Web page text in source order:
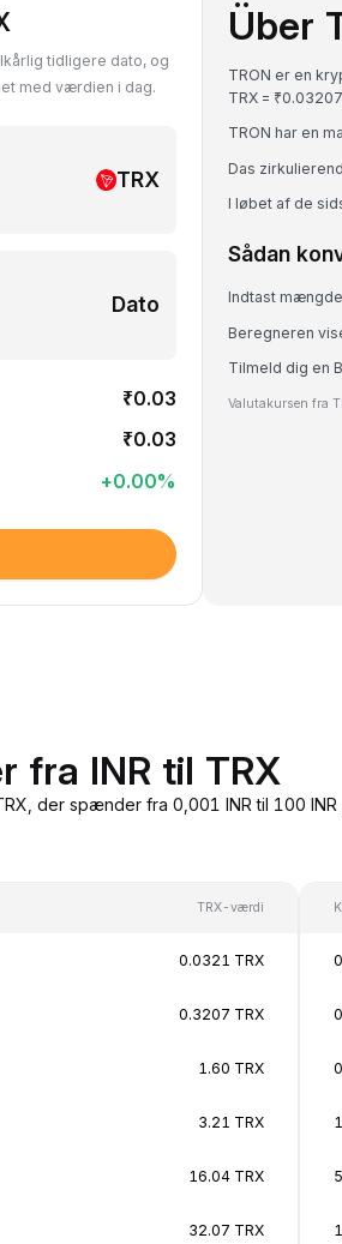
tidligere dato, og
med værdien i dag.
TRX
Dato
₹0.03
₹0.03
+0.00%
Über
TRON er en
TRX =
TRON har en
Das
I løbet af de
Sådan
Indtast
Beregneren
Tilmeld dig en
Valutakursen fra
fra INR til TRX
der spænder fra 0,001 INR til 100
TRX-værdi
0.0321 TRX
0.3207 TRX
1.60 TRX
3.21 TRX
16.04 TRX
32.07 TRX